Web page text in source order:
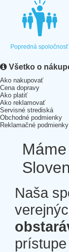
Popredná spoločnosť
Všetko o
Ako nakupovať
Cena dopravy
Ako platiť
Ako reklamovať
Servisné strediská
Obchodné podmienky
Reklamačné podmienky
Máme
Naša